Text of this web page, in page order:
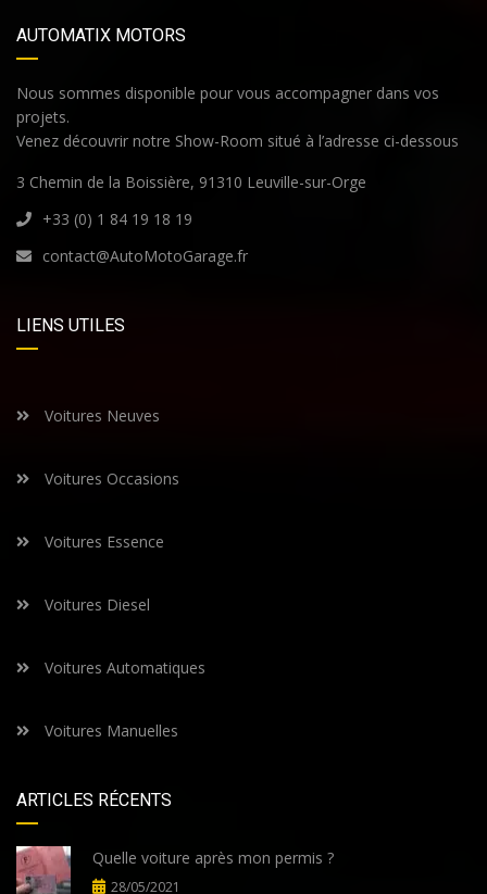
AUTOMATIX MOTORS
Nous sommes disponible pour vous accompagner dans vos
projets.
Venez découvrir notre Show-Room situé à l’adresse ci-dessous
3 Chemin de la Boissière, 91310 Leuville-sur-Orge
+33 (0) 1 84 19 18 19
contact@AutoMotoGarage.fr
LIENS UTILES
Voitures Neuves
Voitures Occasions
Voitures Essence
Voitures Diesel
Voitures Automatiques
Voitures Manuelles
ARTICLES RÉCENTS
Quelle voiture après mon permis ?
28/05/2021